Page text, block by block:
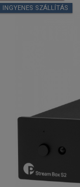
INGYENES SZÁLLÍTÁS